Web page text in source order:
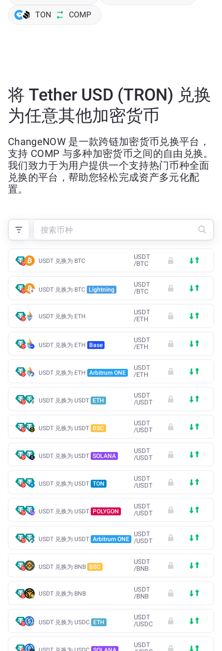
TON COMP
将 Tether USD (TRON) 兑换
为任意其他加密货币
ChangeNOW 是一款跨链加密货币兑换平台，
支持 COMP 与多种加密货币之间的自由兑换。
我们致力于为用户提供一个支持热门币种全面
兑换的平台，帮助您轻松完成资产多元化配
置。
USDT 兑换为 BTC
USDT
/BTC
USDT 兑换为 BTC Lightning
USDT
/BTC
USDT 兑换为 ETH
USDT
/ETH
USDT 兑换为 ETH Base
USDT
/ETH
USDT 兑换为 ETH Arbitrum ONE
USDT
/ETH
USDT 兑换为 USDT ETH
USDT
/USDT
USDT 兑换为 USDT BSC
USDT
/USDT
USDT 兑换为 USDT SOLANA
USDT
/USDT
USDT 兑换为 USDT TON
USDT
/USDT
USDT 兑换为 USDT POLYGON
USDT
/USDT
USDT 兑换为 USDT Arbitrum ONE
USDT
/USDT
USDT 兑换为 BNB BSC
USDT
/BNB
USDT 兑换为 BNB
USDT
/BNB
USDT 兑换为 USDC ETH
USDT
/USDC
USDT